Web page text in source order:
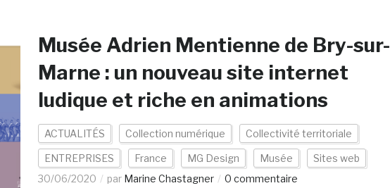
Musée Adrien Mentienne de Bry-sur-
Marne : un nouveau site internet
ludique et riche en animations
ACTUALITÉS Collection numérique Collectivité territoriale
ENTREPRISES France MG Design Musée
Sites web
30/06/2020
par Marine Chastagner 0 commentaire